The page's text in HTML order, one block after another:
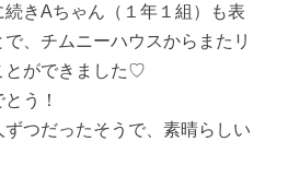
きAちゃん（１年１組）も表
、チムニーハウスからまたリ
とができました♡
う！
つだったそうで、素晴らしい